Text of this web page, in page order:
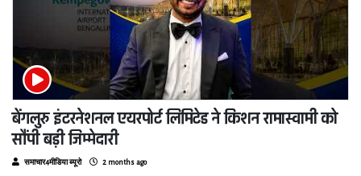
बेंगलुरु इंटरनेशनल एयरपोर्ट लिमिटेड ने किशन रामास्वामी को
सौंपी बड़ी जिम्मेदारी
समाचार4मीडिया ब्यूरो 2 months ago